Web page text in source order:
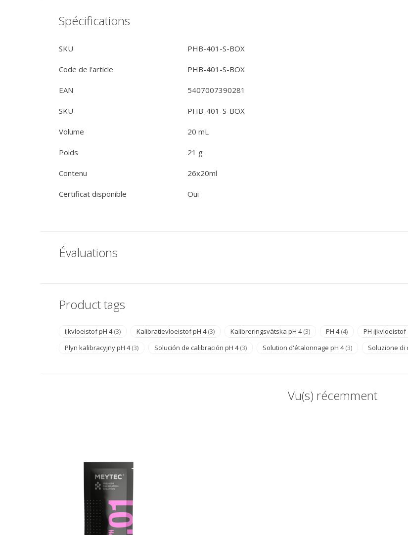
Spécifications
SKU PHB-401-S-BOX
Code de l'article PHB-401-S-BOX
EAN 5407007390281
SKU PHB-401-S-BOX
Volume 20 mL
Poids 21 g
Contenu 26x20ml
Certificat disponible Oui
Évaluations
Product tags
ijkvloeistof pH 4(3) Kalibratievloeistof pH 4(3) Kalibreringsvätska pH 4(3) PH 4(4) PH ijkvloeistof
Płyn kalibracyjny pH 4(3) Solución de calibración pH 4(3) Solution d'étalonnage pH 4(3) Soluzione di
Vu(s) récemment